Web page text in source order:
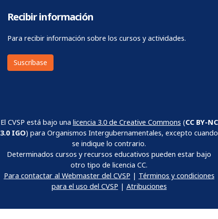
Recibir información
Para recibir información sobre los cursos y actividades.
Suscríbase
El CVSP está bajo una licencia 3.0 de Creative Commons (CC BY-NC
3.0 IGO) para Organismos Intergubernamentales, excepto cuando
se indique lo contrario.
Determinados cursos y recursos educativos pueden estar bajo
otro tipo de licencia CC.
Para contactar al Webmaster del CVSP | Términos y condiciones
para el uso del CVSP | Atribuciones